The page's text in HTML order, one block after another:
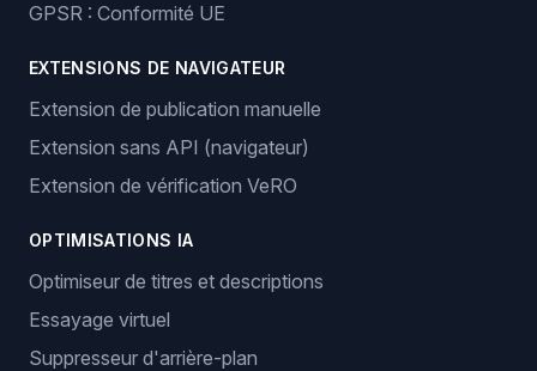
GPSR : Conformité UE
EXTENSIONS DE NAVIGATEUR
Extension de publication manuelle
Extension sans API (navigateur)
Extension de vérification VeRO
OPTIMISATIONS IA
Optimiseur de titres et descriptions
Essayage virtuel
Suppresseur d'arrière-plan